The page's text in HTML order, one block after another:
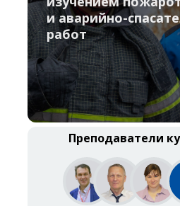
и аварийно-
работ
Преподаватели